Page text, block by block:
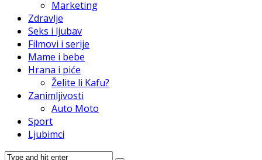
Marketing
Zdravlje
Seks i ljubav
Filmovi i serije
Mame i bebe
Hrana i piće
Želite li Kafu?
Zanimljivosti
Auto Moto
Sport
Ljubimci